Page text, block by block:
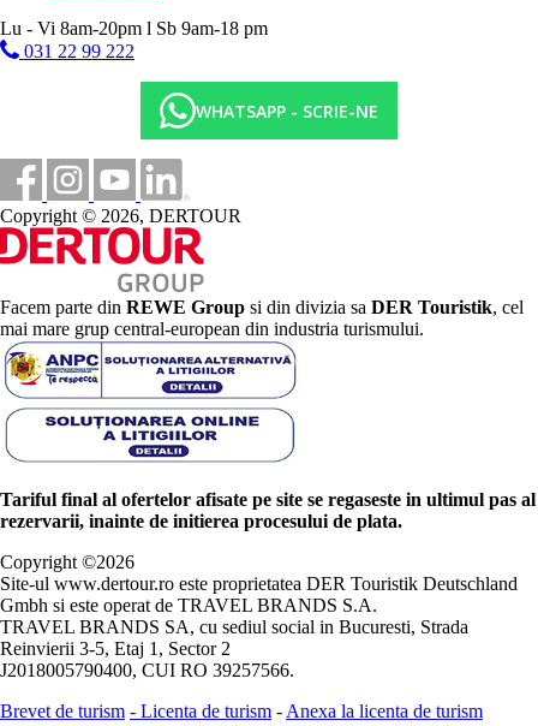
Lu - Vi 8am-20pm l Sb 9am-18 pm
031 22 99 222
WHATSAPP - SCRIE-NE
Copyright © 2026, DERTOUR
Facem parte din REWE Group si din divizia sa DER Touristik, cel
mai mare grup central-european din industria turismului.
Tariful final al ofertelor afisate pe site se regaseste in ultimul pas al
rezervarii, inainte de initierea procesului de plata.
Copyright ©2026
Site-ul www.dertour.ro este proprietatea DER Touristik Deutschland
Gmbh si este operat de TRAVEL BRANDS S.A.
TRAVEL BRANDS SA, cu sediul social in Bucuresti, Strada
Reinvierii 3-5, Etaj 1, Sector 2
J2018005790400, CUI RO 39257566.
Brevet de turism - Licenta de turism - Anexa la licenta de turism